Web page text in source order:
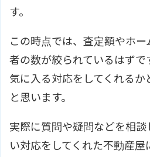
す。
この時点では、査定額やホ
者の数が絞られているはず
気に入る対応をしてくれる
と思います。
実際に質問や疑問などを相談
い対応をしてくれた不動産屋